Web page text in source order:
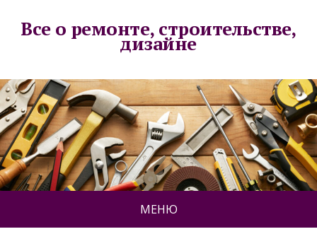
Все о ремонте, строительстве,
дизайне
МЕНЮ